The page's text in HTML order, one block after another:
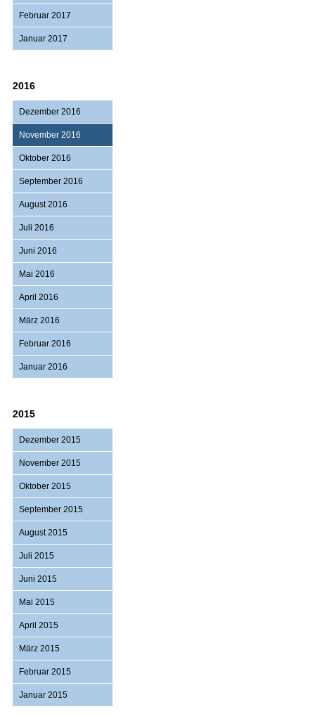
Februar 2017
Januar 2017
2016
Dezember 2016
November 2016
Oktober 2016
September 2016
August 2016
Juli 2016
Juni 2016
Mai 2016
April 2016
März 2016
Februar 2016
Januar 2016
2015
Dezember 2015
November 2015
Oktober 2015
September 2015
August 2015
Juli 2015
Juni 2015
Mai 2015
April 2015
März 2015
Februar 2015
Januar 2015